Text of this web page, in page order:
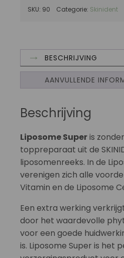
SKU: 90 Categorie: Skinident
BESCHRIJVING
AANVULLENDE
Beschrijving
Liposome Superis
toppreparaat uit de
liposomenreeks. In de
verenigen zich alle
Vitamin en de Liposome
Een extra werking
door het waardevolle
voor een goede
is. Liposome Super is het